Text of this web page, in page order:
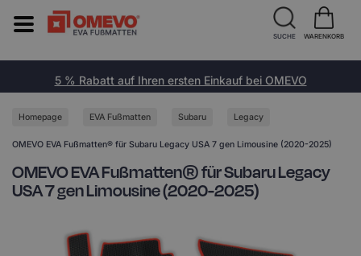
5 % Rabatt auf Ihren ersten Einkauf bei OMEVO
Homepage EVA Fußmatten Subaru Legacy
OMEVO EVA Fußmatten® für Subaru Legacy USA 7 gen Limousine (2020-2025)
OMEVO EVA Fußmatten® für Subaru Legacy
USA 7 gen Limousine (2020-2025)
SUCHE WARENKORB